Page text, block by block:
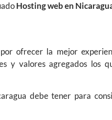
Hosting web en
ofrecer la mejor
y valores agregados los
debe tener para